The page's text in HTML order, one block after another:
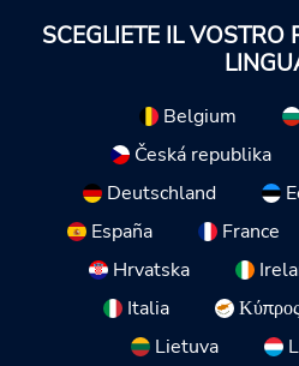
SCEGLIETE IL VOSTRO
Belgium
Česká republika
Deutschland
España
France
Hrvatska
Italia
Κύπρος
Lietuva